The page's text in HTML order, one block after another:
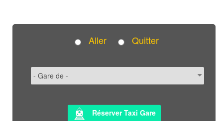
Aller Quitter
Réserver Taxi Gare